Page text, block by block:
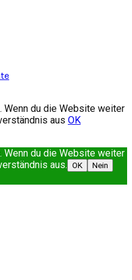
du die Website weiter
aus OK
du die Website weiter
aus. OK
Nein